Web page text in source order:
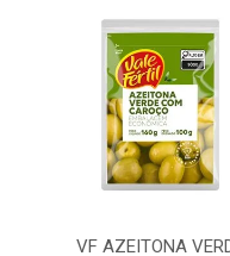
VF AZEITONA